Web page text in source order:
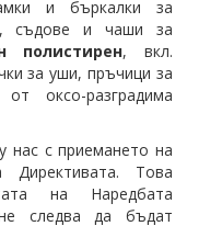
и бъркалки за
съдове и чаши за
полистирен, вкл.
за уши, пръчици за
оксо-разградима
нас с приемането на
Директивата. Това
на Наредбата
следва да бъдат